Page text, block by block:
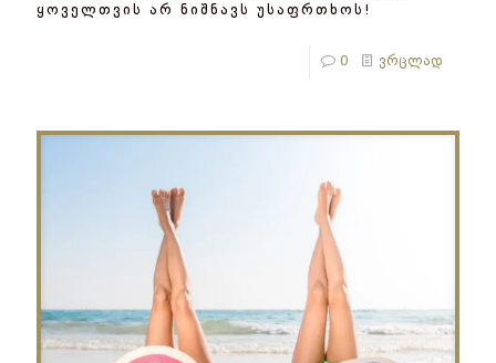
ყოველთვის არ ნიშნავს უსაფრთხოს!
0 ვრცლად